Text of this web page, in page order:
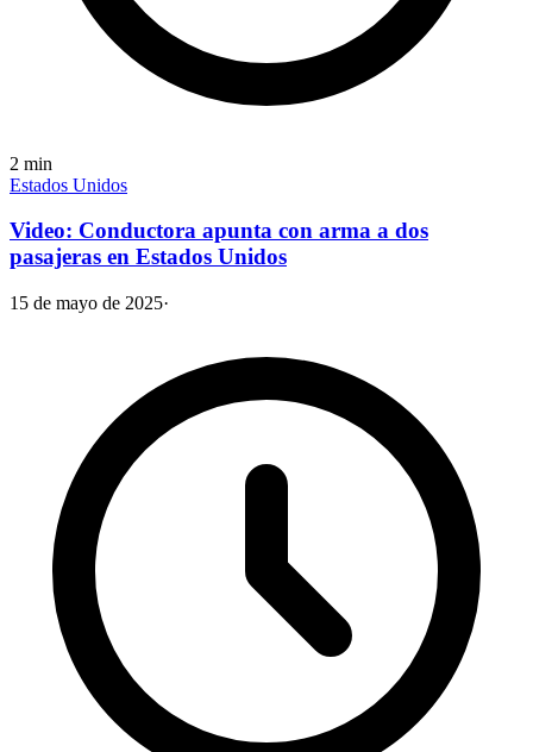
2 min
Estados Unidos
Video: Conductora apunta con arma a dos
pasajeras en Estados Unidos
15 de mayo de 2025·